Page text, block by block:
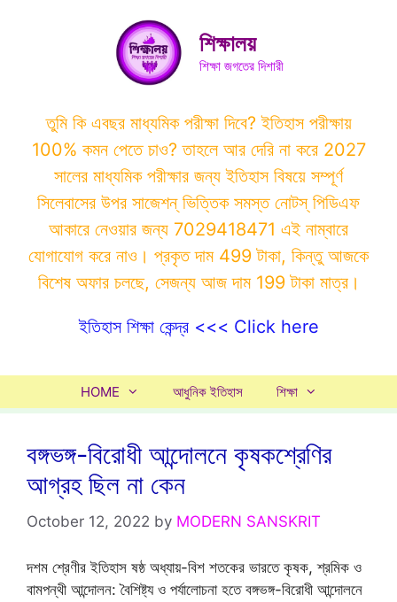
শিক্ষালয়
শিক্ষা জগতের দিশারী
তুমি কি এবছর মাধ্যমিক পরীক্ষা দিবে? ইতিহাস পরীক্ষায়
100% কমন পেতে চাও? তাহলে আর দেরি না করে 2027
সালের মাধ্যমিক পরীক্ষার জন্য ইতিহাস বিষয়ে সম্পূর্ণ
সিলেবাসের উপর সাজেশন্ ভিত্তিক সমস্ত নোটস্ পিডিএফ
আকারে নেওয়ার জন্য 7029418471 এই নাম্বারে
যোগাযোগ করে নাও। প্রকৃত দাম 499 টাকা, কিন্তু আজকে
বিশেষ অফার চলছে, সেজন্য আজ দাম 199 টাকা মাত্র।
ইতিহাস শিক্ষা কেন্দ্র <<< Click here
HOME আধুনিক ইতিহাস শিক্ষা
বঙ্গভঙ্গ-বিরোধী আন্দোলনে কৃষকশ্রেণির
আগ্রহ ছিল না কেন
October 12, 2022 by MODERN SANSKRIT
দশম শ্রেণীর ইতিহাস ষষ্ঠ অধ্যায়-বিশ শতকের ভারতে কৃষক, শ্রমিক ও
বামপন্থী আন্দোলন: বৈশিষ্ট্য ও পর্যালোচনা হতে বঙ্গভঙ্গ-বিরোধী আন্দোলনে